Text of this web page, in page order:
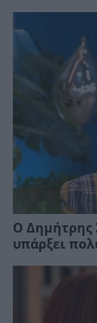
Ο Δημήτρης
υπάρξει